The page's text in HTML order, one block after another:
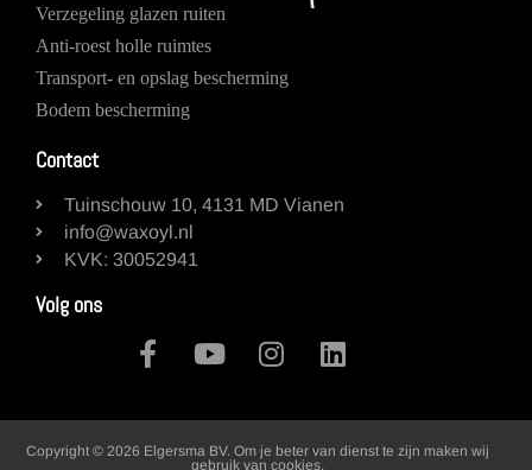
Verzegeling glazen ruiten
Anti-roest holle ruimtes
Transport- en opslag bescherming
Bodem bescherming
Contact
Tuinschouw 10, 4131 MD Vianen
info@waxoyl.nl
KVK: 30052941
Volg ons
Copyright © 2026 Elgersma BV. Om je beter van dienst te zijn maken wij
gebruik van cookies.